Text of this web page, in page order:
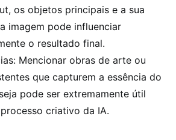
os objetos principais e a sua
imagem pode influenciar
o resultado final.
Mencionar obras de arte ou
que capturem a essência do
pode ser extremamente útil
criativo da IA.